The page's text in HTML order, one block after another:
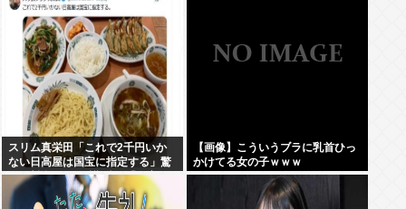
スリム真栄田「これで2千円いか
ない日高屋は国宝に指定する」驚
異の料金&量に反響続々「日高屋
恐るべし！」
【画像】こういうブラに乳首ひっ
かけてる女の子ｗｗｗ